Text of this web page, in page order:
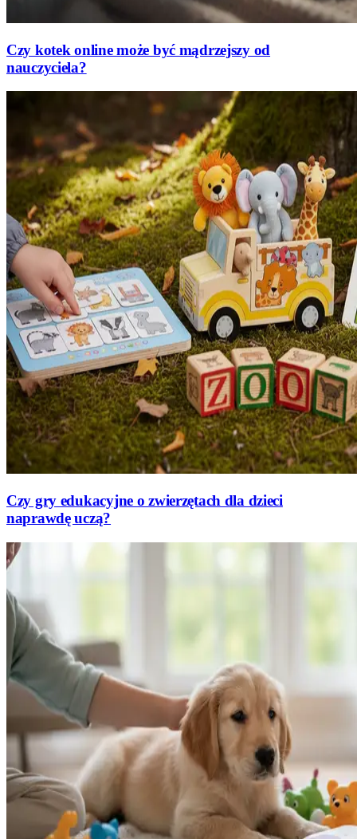
Czy kotek online może być mądrzejszy od
nauczyciela?
Czy gry edukacyjne o zwierzętach dla dzieci
naprawdę uczą?